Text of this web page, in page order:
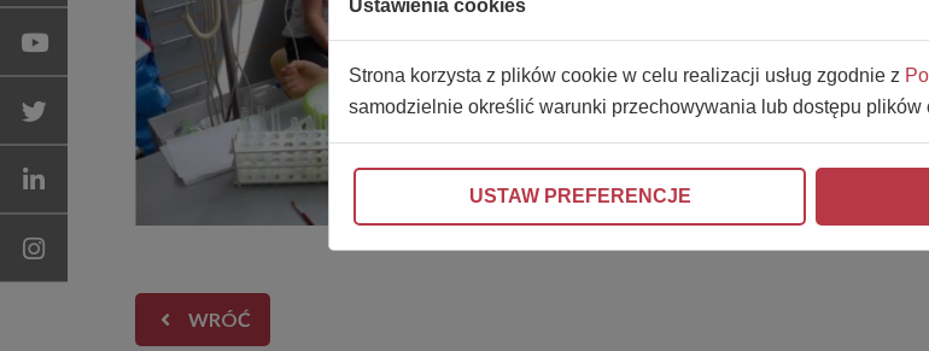
Ustawienia cookies
Strona korzysta z plików cookie w celu realizacji usług zgodnie z
samodzielnie określić warunki przechowywania lub dostępu plików
USTAW PREFERENCJE
WRÓĆ